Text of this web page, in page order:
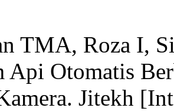
TMA, Roza I,
Api Otomatis
Jitekh